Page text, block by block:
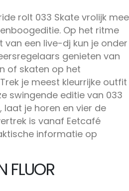
rolt 033 Skate vrolijk mee
Op het ritme
van een live-dj kun je onder
genieten van
of skaten op het
je meest kleurrijke outfit
swingende editie van 033
laat je horen en vier de
is vanaf Eetcafé
informatie op
FLUOR